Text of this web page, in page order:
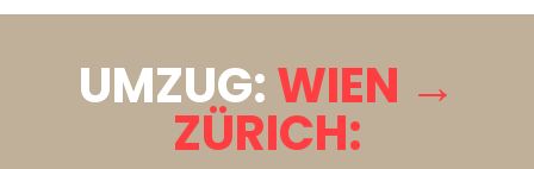
UMZUG:WIEN →
ZÜRICH: